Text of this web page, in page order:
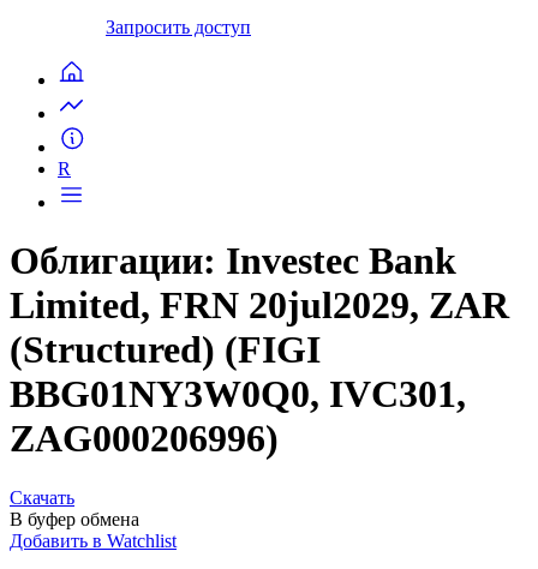
Запросить доступ
R
Облигации: Investec Bank
Limited, FRN 20jul2029, ZAR
(Structured) (FIGI
BBG01NY3W0Q0, IVC301,
ZAG000206996)
Скачать
В буфер обмена
Добавить в Watchlist